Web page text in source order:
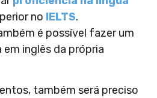
no IELTS.
é possível fazer um
inglês da própria
também será preciso